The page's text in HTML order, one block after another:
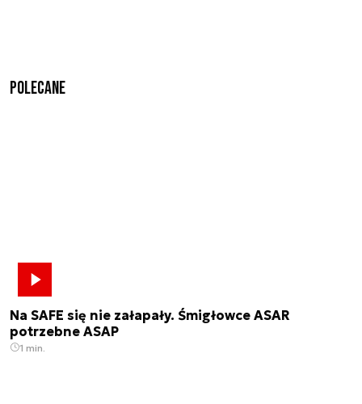
Polecane
Na SAFE się nie załapały. Śmigłowce ASAR
potrzebne ASAP
1 min.